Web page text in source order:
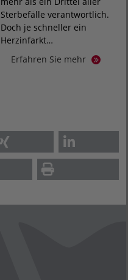
Sterbefälle verantwortlich.
Doch je schneller ein
Herzinfarkt…
Erfahren Sie mehr